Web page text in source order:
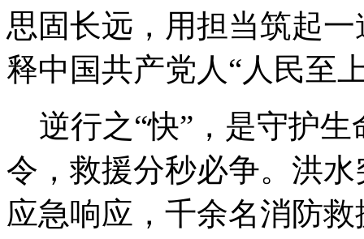
思固长远，用担当筑起
释中国共产党人“人民至
逆行之“快”，是守护生
令，救援分秒必争。洪
应急响应，千余名消防